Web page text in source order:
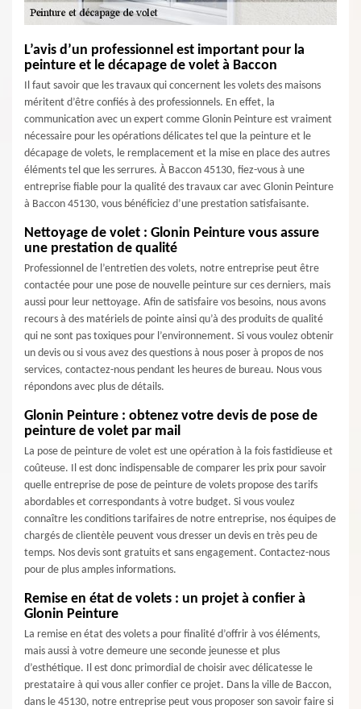
L’avis d’un professionnel est important pour la
peinture et le décapage de volet à Baccon
Il faut savoir que les travaux qui concernent les volets des maisons
méritent d’être confiés à des professionnels. En effet, la
communication avec un expert comme Glonin Peinture est vraiment
nécessaire pour les opérations délicates tel que la peinture et le
décapage de volets, le remplacement et la mise en place des autres
éléments tel que les serrures. À Baccon 45130, fiez-vous à une
entreprise fiable pour la qualité des travaux car avec Glonin Peinture
à Baccon 45130, vous bénéficiez d’une prestation satisfaisante.
Nettoyage de volet : Glonin Peinture vous assure
une prestation de qualité
Professionnel de l’entretien des volets, notre entreprise peut être
contactée pour une pose de nouvelle peinture sur ces derniers, mais
aussi pour leur nettoyage. Afin de satisfaire vos besoins, nous avons
recours à des matériels de pointe ainsi qu’à des produits de qualité
qui ne sont pas toxiques pour l’environnement. Si vous voulez obtenir
un devis ou si vous avez des questions à nous poser à propos de nos
services, contactez-nous pendant les heures de bureau. Nous vous
répondons avec plus de détails.
Glonin Peinture : obtenez votre devis de pose de
peinture de volet par mail
La pose de peinture de volet est une opération à la fois fastidieuse et
coûteuse. Il est donc indispensable de comparer les prix pour savoir
quelle entreprise de pose de peinture de volets propose des tarifs
abordables et correspondants à votre budget. Si vous voulez
connaître les conditions tarifaires de notre entreprise, nos équipes de
chargés de clientèle peuvent vous dresser un devis en très peu de
temps. Nos devis sont gratuits et sans engagement. Contactez-nous
pour de plus amples informations.
Remise en état de volets : un projet à confier à
Glonin Peinture
La remise en état des volets a pour finalité d’offrir à vos éléments,
mais aussi à votre demeure une seconde jeunesse et plus
d’esthétique. Il est donc primordial de choisir avec délicatesse le
prestataire à qui vous aller confier ce projet. Dans la ville de Baccon,
dans le 45130, notre entreprise peut vous proposer son savoir faire si